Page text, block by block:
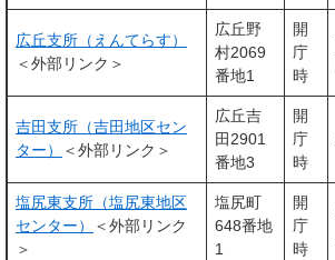
広丘支所（えんてらす）
＜外部リンク＞
広丘野
村2069
番地1
開
庁
時
吉田支所（吉田地区セン
ター）
＜外部リンク＞
広丘吉
田2901
番地3
開
庁
時
塩尻東支所（塩尻東地区
センター）
＜外部リンク
＞
塩尻町
648番地
1
開
庁
時